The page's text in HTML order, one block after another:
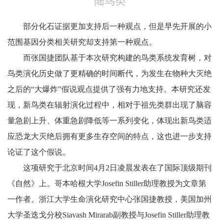
部分化石证据更加支持后一种观点，但是早先开展的小
范围基因分类相关研究却支持第一种观点。
而张国捷团队基于本次研究构建的鸟类系统发育树，对
鸟类演化历史做了更精确的时间断代，为发生在物种大灭绝
之后的“大爆炸”假说观点提供了强有力地支持。本研究还发
现，新鸟类在辐射演化过程中，相对于祖先类群出现了脑容
量急剧上升、体重急剧降低等一系列变化，体现出新鸟类适
应恐龙大灭绝后拥有更多生存空间的特点，这也进一步支持
论证了这个假说。
这项研究于北京时间4月2日凌晨发表在了国际顶级期刊
《自然》上。哥本哈根大学Josefin Stiller助理教授为文章第
一作者。浙江大学生命演化研究中心张国捷教授，美国加州
大学圣迭戈分校Siavash Mirarab副教授与Josefin Stiller助理教